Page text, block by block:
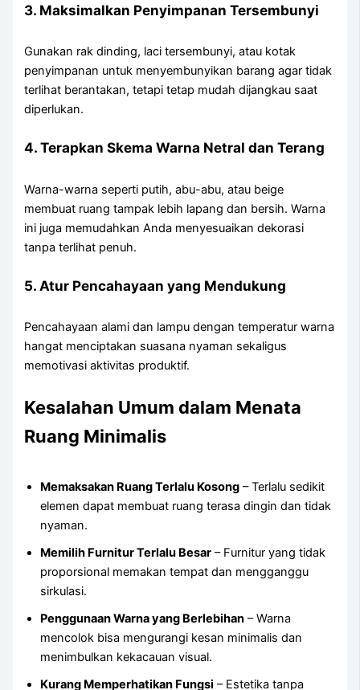
3. Maksimalkan Penyimpanan Tersembunyi
Gunakan rak dinding, laci tersembunyi, atau kotak
penyimpanan untuk menyembunyikan barang agar tidak
terlihat berantakan, tetapi tetap mudah dijangkau saat
diperlukan.
4. Terapkan Skema Warna Netral dan Terang
Warna-warna seperti putih, abu-abu, atau beige
membuat ruang tampak lebih lapang dan bersih. Warna
ini juga memudahkan Anda menyesuaikan dekorasi
tanpa terlihat penuh.
5. Atur Pencahayaan yang Mendukung
Pencahayaan alami dan lampu dengan temperatur warna
hangat menciptakan suasana nyaman sekaligus
memotivasi aktivitas produktif.
Kesalahan Umum dalam Menata
Ruang Minimalis
Memaksakan Ruang Terlalu Kosong – Terlalu sedikit
elemen dapat membuat ruang terasa dingin dan tidak
nyaman.
Memilih Furnitur Terlalu Besar – Furnitur yang tidak
proporsional memakan tempat dan mengganggu
sirkulasi.
Penggunaan Warna yang Berlebihan – Warna
mencolok bisa mengurangi kesan minimalis dan
menimbulkan kekacauan visual.
Kurang Memperhatikan Fungsi – Estetika tanpa